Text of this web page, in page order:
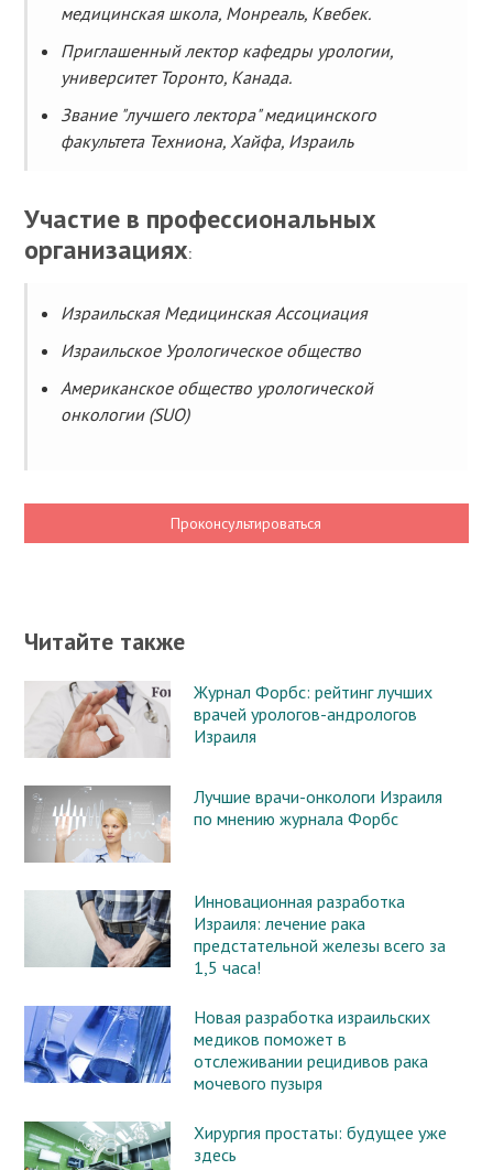
медицинская школа, Монреаль, Квебек.
Приглашенный лектор кафедры урологии,
университет Торонто, Канада.
Звание "лучшего лектора" медицинского
факультета Техниона, Хайфа, Израиль
Участие в профессиональных
организациях:
Израильская Медицинская Ассоциация
Израильское Урологическое общество
Американское общество урологической
онкологии (SUO)
Проконсультироваться
Читайте также
Журнал Форбс: рейтинг лучших
врачей урологов-андрологов
Израиля
Лучшие врачи-онкологи Израиля
по мнению журнала Форбс
Инновационная разработка
Израиля: лечение рака
предстательной железы всего за
1,5 часа!
Новая разработка израильских
медиков поможет в
отслеживании рецидивов рака
мочевого пузыря
Хирургия простаты: будущее уже
здесь